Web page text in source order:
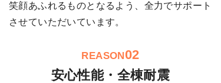
笑顔あふれるものとなるよう、全力でサポート
させていただいています。
REASON02
安心性能・全棟耐震